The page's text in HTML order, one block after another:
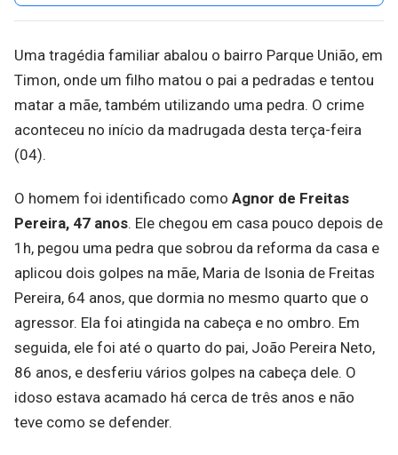
Uma tragédia familiar abalou o bairro Parque União, em
Timon, onde um filho matou o pai a pedradas e tentou
matar a mãe, também utilizando uma pedra. O crime
aconteceu no início da madrugada desta terça-feira
(04).
O homem foi identificado como Agnor de Freitas
Pereira, 47 anos. Ele chegou em casa pouco depois de
1h, pegou uma pedra que sobrou da reforma da casa e
aplicou dois golpes na mãe, Maria de Isonia de Freitas
Pereira, 64 anos, que dormia no mesmo quarto que o
agressor. Ela foi atingida na cabeça e no ombro. Em
seguida, ele foi até o quarto do pai, João Pereira Neto,
86 anos, e desferiu vários golpes na cabeça dele. O
idoso estava acamado há cerca de três anos e não
teve como se defender.